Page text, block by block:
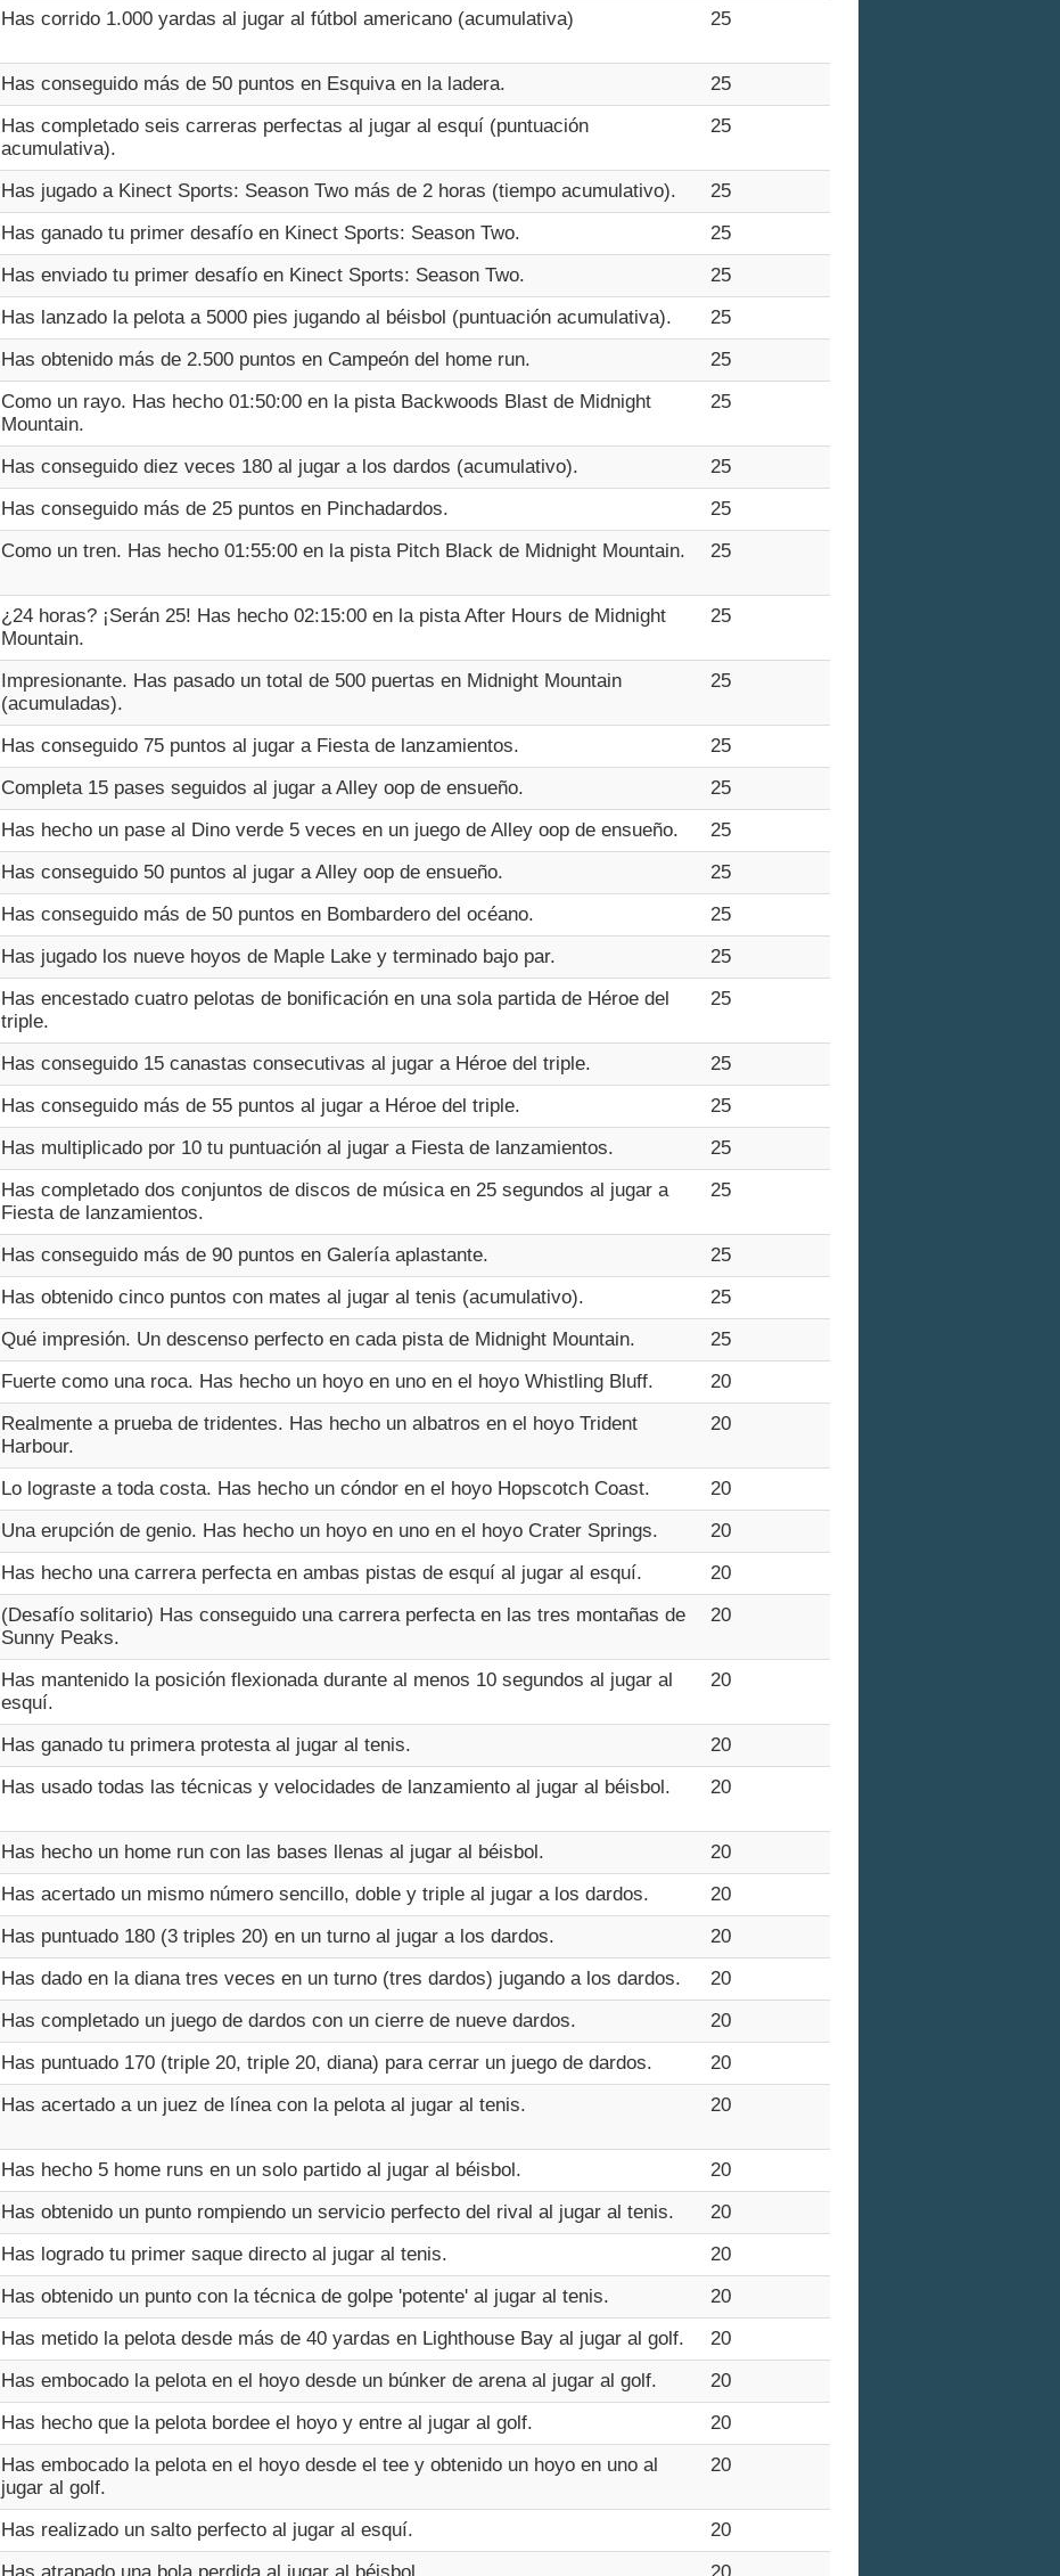
Has corrido 1.000 yardas al jugar al fútbol americano (acumulativa) 25
Has conseguido más de 50 puntos en Esquiva en la ladera.
25
Has completado seis carreras perfectas al jugar al esquí (puntuación
acumulativa).
25
Has jugado a Kinect Sports: Season Two más de 2 horas (tiempo acumulativo).
25
Has ganado tu primer desafío en Kinect Sports: Season Two.
25
Has enviado tu primer desafío en Kinect Sports: Season Two.
25
Has lanzado la pelota a 5000 pies jugando al béisbol (puntuación acumulativa).
25
Has obtenido más de 2.500 puntos en Campeón del home run.
25
Como un rayo. Has hecho 01:50:00 en la pista Backwoods Blast de Midnight
Mountain.
25
Has conseguido diez veces 180 al jugar a los dardos (acumulativo).
25
Has conseguido más de 25 puntos en Pinchadardos.
25
Como un tren. Has hecho 01:55:00 en la pista Pitch Black de Midnight Mountain. 25
¿24 horas? ¡Serán 25! Has hecho 02:15:00 en la pista After Hours de Midnight
Mountain.
25
Impresionante. Has pasado un total de 500 puertas en Midnight Mountain
(acumuladas).
25
Has conseguido 75 puntos al jugar a Fiesta de lanzamientos.
25
Completa 15 pases seguidos al jugar a Alley oop de ensueño.
25
Has hecho un pase al Dino verde 5 veces en un juego de Alley oop de ensueño.
25
Has conseguido 50 puntos al jugar a Alley oop de ensueño.
25
Has conseguido más de 50 puntos en Bombardero del océano.
25
Has jugado los nueve hoyos de Maple Lake y terminado bajo par.
25
Has encestado cuatro pelotas de bonificación en una sola partida de Héroe del
triple.
25
Has conseguido 15 canastas consecutivas al jugar a Héroe del triple.
25
Has conseguido más de 55 puntos al jugar a Héroe del triple.
25
Has multiplicado por 10 tu puntuación al jugar a Fiesta de lanzamientos.
25
Has completado dos conjuntos de discos de música en 25 segundos al jugar a
Fiesta de lanzamientos.
25
Has conseguido más de 90 puntos en Galería aplastante.
25
Has obtenido cinco puntos con mates al jugar al tenis (acumulativo).
25
Qué impresión. Un descenso perfecto en cada pista de Midnight Mountain.
25
Fuerte como una roca. Has hecho un hoyo en uno en el hoyo Whistling Bluff.
20
Realmente a prueba de tridentes. Has hecho un albatros en el hoyo Trident
Harbour.
20
Lo lograste a toda costa. Has hecho un cóndor en el hoyo Hopscotch Coast.
20
Una erupción de genio. Has hecho un hoyo en uno en el hoyo Crater Springs.
20
Has hecho una carrera perfecta en ambas pistas de esquí al jugar al esquí.
20
(Desafío solitario) Has conseguido una carrera perfecta en las tres montañas de
Sunny Peaks.
20
Has mantenido la posición flexionada durante al menos 10 segundos al jugar al
esquí.
20
Has ganado tu primera protesta al jugar al tenis.
20
Has usado todas las técnicas y velocidades de lanzamiento al jugar al béisbol. 20
Has hecho un home run con las bases llenas al jugar al béisbol.
20
Has acertado un mismo número sencillo, doble y triple al jugar a los dardos.
20
Has puntuado 180 (3 triples 20) en un turno al jugar a los dardos.
20
Has dado en la diana tres veces en un turno (tres dardos) jugando a los dardos.
20
Has completado un juego de dardos con un cierre de nueve dardos.
20
Has puntuado 170 (triple 20, triple 20, diana) para cerrar un juego de dardos.
20
Has acertado a un juez de línea con la pelota al jugar al tenis. 20
Has hecho 5 home runs en un solo partido al jugar al béisbol.
20
Has obtenido un punto rompiendo un servicio perfecto del rival al jugar al tenis.
20
Has logrado tu primer saque directo al jugar al tenis.
20
Has obtenido un punto con la técnica de golpe 'potente' al jugar al tenis.
20
Has metido la pelota desde más de 40 yardas en Lighthouse Bay al jugar al golf.
20
Has embocado la pelota en el hoyo desde un búnker de arena al jugar al golf.
20
Has hecho que la pelota bordee el hoyo y entre al jugar al golf.
20
Has embocado la pelota en el hoyo desde el tee y obtenido un hoyo en uno al
jugar al golf.
20
Has realizado un salto perfecto al jugar al esquí.
20
Has atrapado una bola perdida al jugar al béisbol. 20